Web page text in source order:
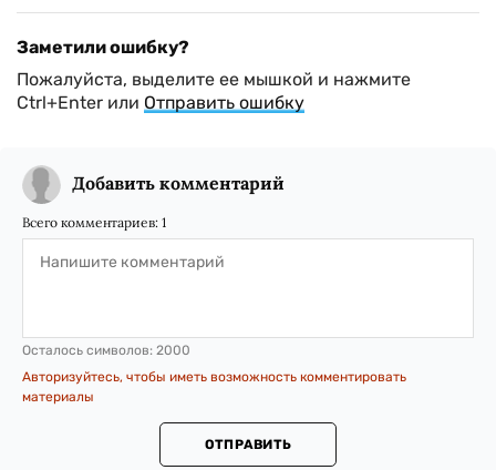
Заметили ошибку?
Пожалуйста, выделите ее мышкой и нажмите
Ctrl+Enter или Отправить ошибку
Добавить комментарий
Всего комментариев: 1
Осталось символов: 2000
Авторизуйтесь, чтобы иметь возможность комментировать
материалы
ОТПРАВИТЬ